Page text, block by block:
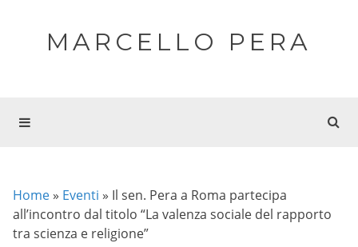
MARCELLO PERA
Home » Eventi » Il sen. Pera a Roma partecipa
all’incontro dal titolo “La valenza sociale del rapporto
tra scienza e religione”